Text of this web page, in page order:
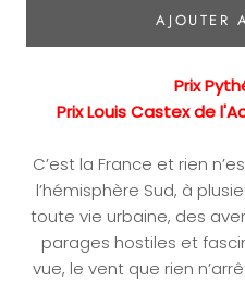
AJOUTER
Prix
Prix Louis Castex de
C’est la France et rien
l’hémisphère Sud, à
toute vie urbaine, des
parages hostiles et
vue, le vent que rien